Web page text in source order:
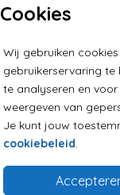
Cookies
Wij gebruiken
gebruikerservaring te
te analyseren en
weergeven van
Je kunt jouw
cookiebeleid.